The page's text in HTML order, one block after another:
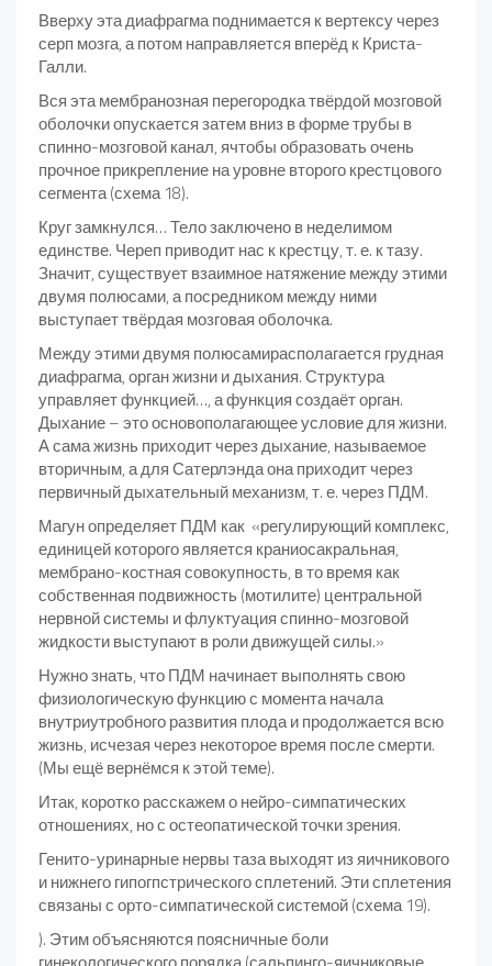
Вверху эта диафрагма поднимается к вертексу через
серп мозга, а потом направляется вперёд к Криста-
Галли.
Вся эта мембранозная перегородка твёрдой мозговой
оболочки опускается затем вниз в форме трубы в
спинно-мозговой канал, ячтобы образовать очень
прочное прикрепление на уровне второго крестцового
сегмента (схема 18).
Круг замкнулся… Тело заключено в неделимом
единстве. Череп приводит нас к крестцу, т. е. к тазу.
Значит, существует взаимное натяжение между этими
двумя полюсами, а посредником между ними
выступает твёрдая мозговая оболочка.
Между этими двумя полюсамирасполагается грудная
диафрагма, орган жизни и дыхания. Структура
управляет функцией…, а функция создаёт орган.
Дыхание – это основополагающее условие для жизни.
А сама жизнь приходит через дыхание, называемое
вторичным, а для Сатерлэнда она приходит через
первичный дыхательный механизм, т. е. через ПДМ.
Магун определяет ПДМ как «регулирующий комплекс,
единицей которого является краниосакральная,
мембрано-костная совокупность, в то время как
собственная подвижность (мотилите) центральной
нервной системы и флуктуация спинно-мозговой
жидкости выступают в роли движущей силы.»
Нужно знать, что ПДМ начинает выполнять свою
физиологическую функцию с момента начала
внутриутробного развития плода и продолжается всю
жизнь, исчезая через некоторое время после смерти.
(Мы ещё вернёмся к этой теме).
Итак, коротко расскажем о нейро-симпатических
отношениях, но с остеопатической точки зрения.
Генито-уринарные нервы таза выходят из яичникового
и нижнего гипогпстрического сплетений. Эти сплетения
связаны с орто-симпатической системой (схема 19).
). Этим объясняются поясничные боли